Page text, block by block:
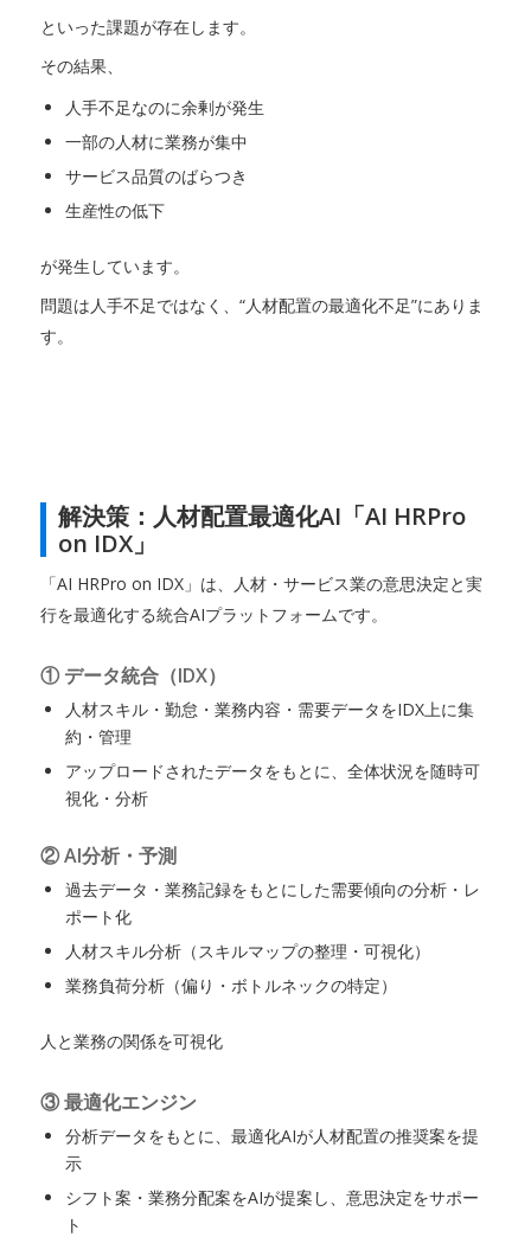
といった課題が存在します。
その結果、
人手不足なのに余剰が発生
一部の人材に業務が集中
サービス品質のばらつき
生産性の低下
が発生しています。
問題は人手不足ではなく、“人材配置の最適化不足”にありま
す。
解決策：人材配置最適化AI「AI HRPro
on IDX」
「AI HRPro on IDX」は、人材・サービス業の意思決定と実
行を最適化する統合AIプラットフォームです。
① データ統合（IDX）
人材スキル・勤怠・業務内容・需要データをIDX上に集
約・管理
アップロードされたデータをもとに、全体状況を随時可
視化・分析
② AI分析・予測
過去データ・業務記録をもとにした需要傾向の分析・レ
ポート化
人材スキル分析（スキルマップの整理・可視化）
業務負荷分析（偏り・ボトルネックの特定）
人と業務の関係を可視化
③ 最適化エンジン
分析データをもとに、最適化AIが人材配置の推奨案を提
示
シフト案・業務分配案をAIが提案し、意思決定をサポー
ト